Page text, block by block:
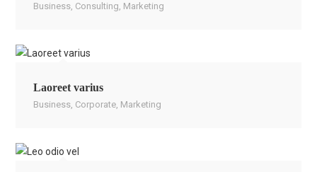
Business, Consulting, Marketing
Laoreet varius
Business, Corporate, Marketing